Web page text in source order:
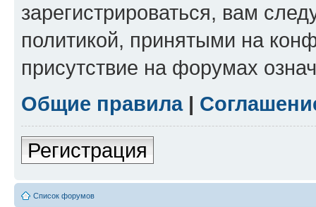
зарегистрироваться, вам
политикой, принятыми на
присутствие на форумах
Общие правила|
Регистрация
Список форумов